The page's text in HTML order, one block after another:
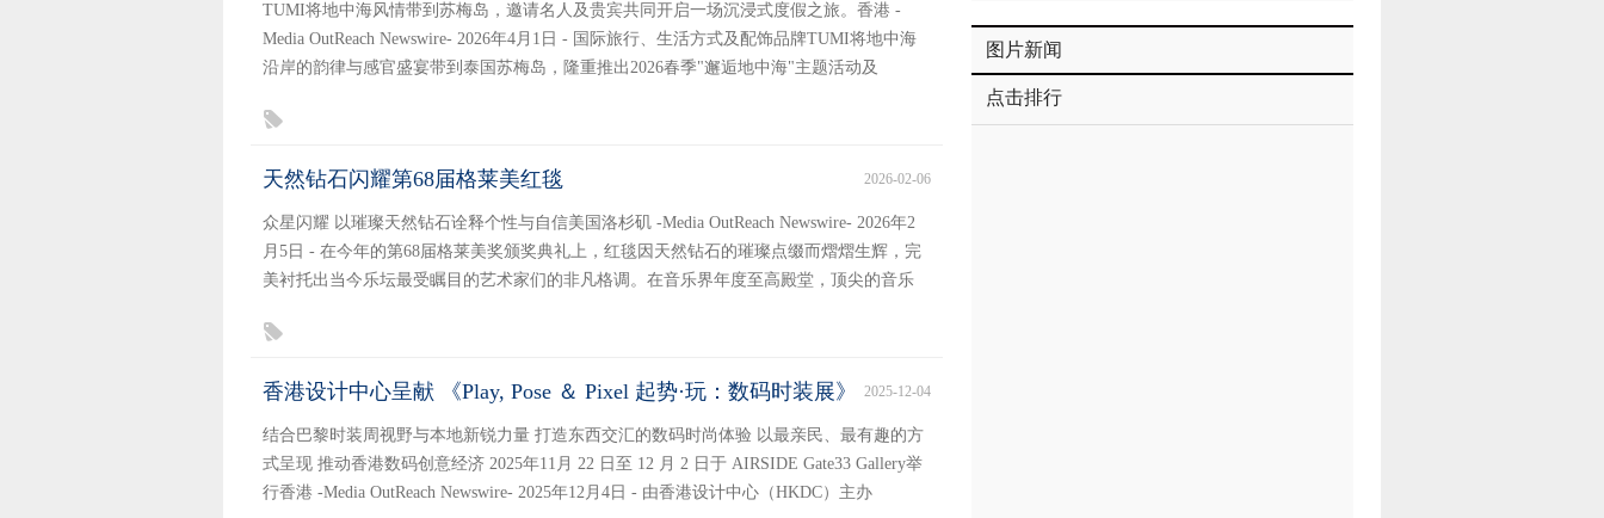
TUMI将地中海风情带到苏梅岛，邀请名人及贵宾共同开启一场沉浸式度假之旅。香港 -
Media OutReach Newswire- 2026年4月1日 - 国际旅行、生活方式及配饰品牌TUMI将地中海
沿岸的韵律与感官盛宴带到泰国苏梅岛，隆重推出2026春季"邂逅地中海"主题活动及
天然钻石闪耀第68届格莱美红毯 2026-02-06
众星闪耀 以璀璨天然钻石诠释个性与自信美国洛杉矶 -Media OutReach Newswire- 2026年2
月5日 - 在今年的第68届格莱美奖颁奖典礼上，红毯因天然钻石的璀璨点缀而熠熠生辉，完
美衬托出当今乐坛最受瞩目的艺术家们的非凡格调。在音乐界年度至高殿堂，顶尖的音乐
香港设计中心呈献 《Play, Pose ＆ Pixel 起势·玩：数码时装展》 2025-12-04
结合巴黎时装周视野与本地新锐力量 打造东西交汇的数码时尚体验 以最亲民、最有趣的方
式呈现 推动香港数码创意经济 2025年11月 22 日至 12 月 2 日于 AIRSIDE Gate33 Gallery举
行香港 -Media OutReach Newswire- 2025年12月4日 - 由香港设计中心（HKDC）主办
图片新闻
点击排行